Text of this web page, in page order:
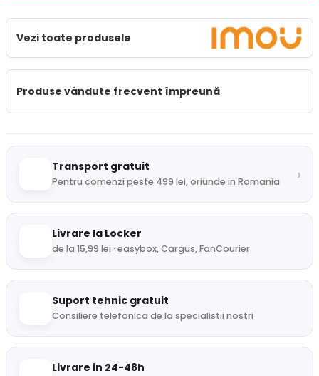
Vezi toate produsele
Produse vândute frecvent împreună
Transport gratuit
Pentru comenzi peste 499 lei, oriunde in Romania ›
Livrare la Locker
de la 15,99 lei · easybox, Cargus, FanCourier
Suport tehnic gratuit
Consiliere telefonica de la specialistii nostri
Livrare in 24-48h